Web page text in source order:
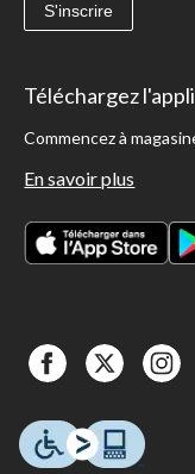
S'inscrire
Téléchargez l'appli
Commencez à
En savoir plus